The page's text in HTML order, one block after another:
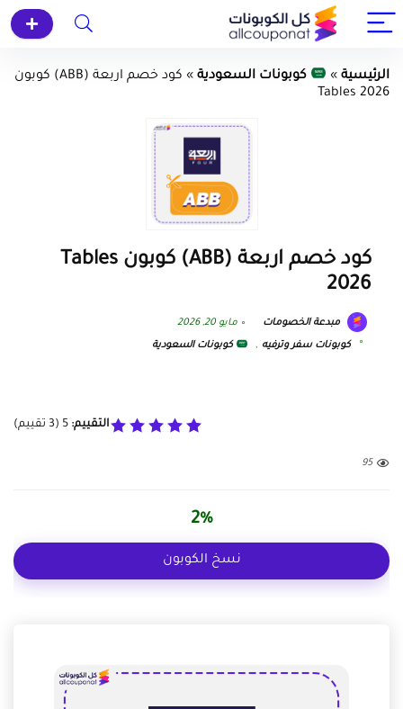
الرئيسية » كوبونات السعودية »
كود خصم اربعة (ABB) كوبون
Tables 2026
كود خصم اربعة (ABB) كوبون Tables
2026
مبدعة الخصومات مايو 20, 2026
كوبونات سفر وترفيه , كوبونات السعودية
التقييم: 5
(
3 تقييم)
95
2%
نسخ الكوبون